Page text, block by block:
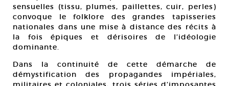
sensuelles (tissu, plumes, paillettes, cuir, perles)
convoque le folklore des grandes tapisseries
nationales dans une mise à distance des récits à
la fois épiques et dérisoires de l’idéologie
dominante.
Dans la continuité de cette démarche de
démystification des propagandes impériales,